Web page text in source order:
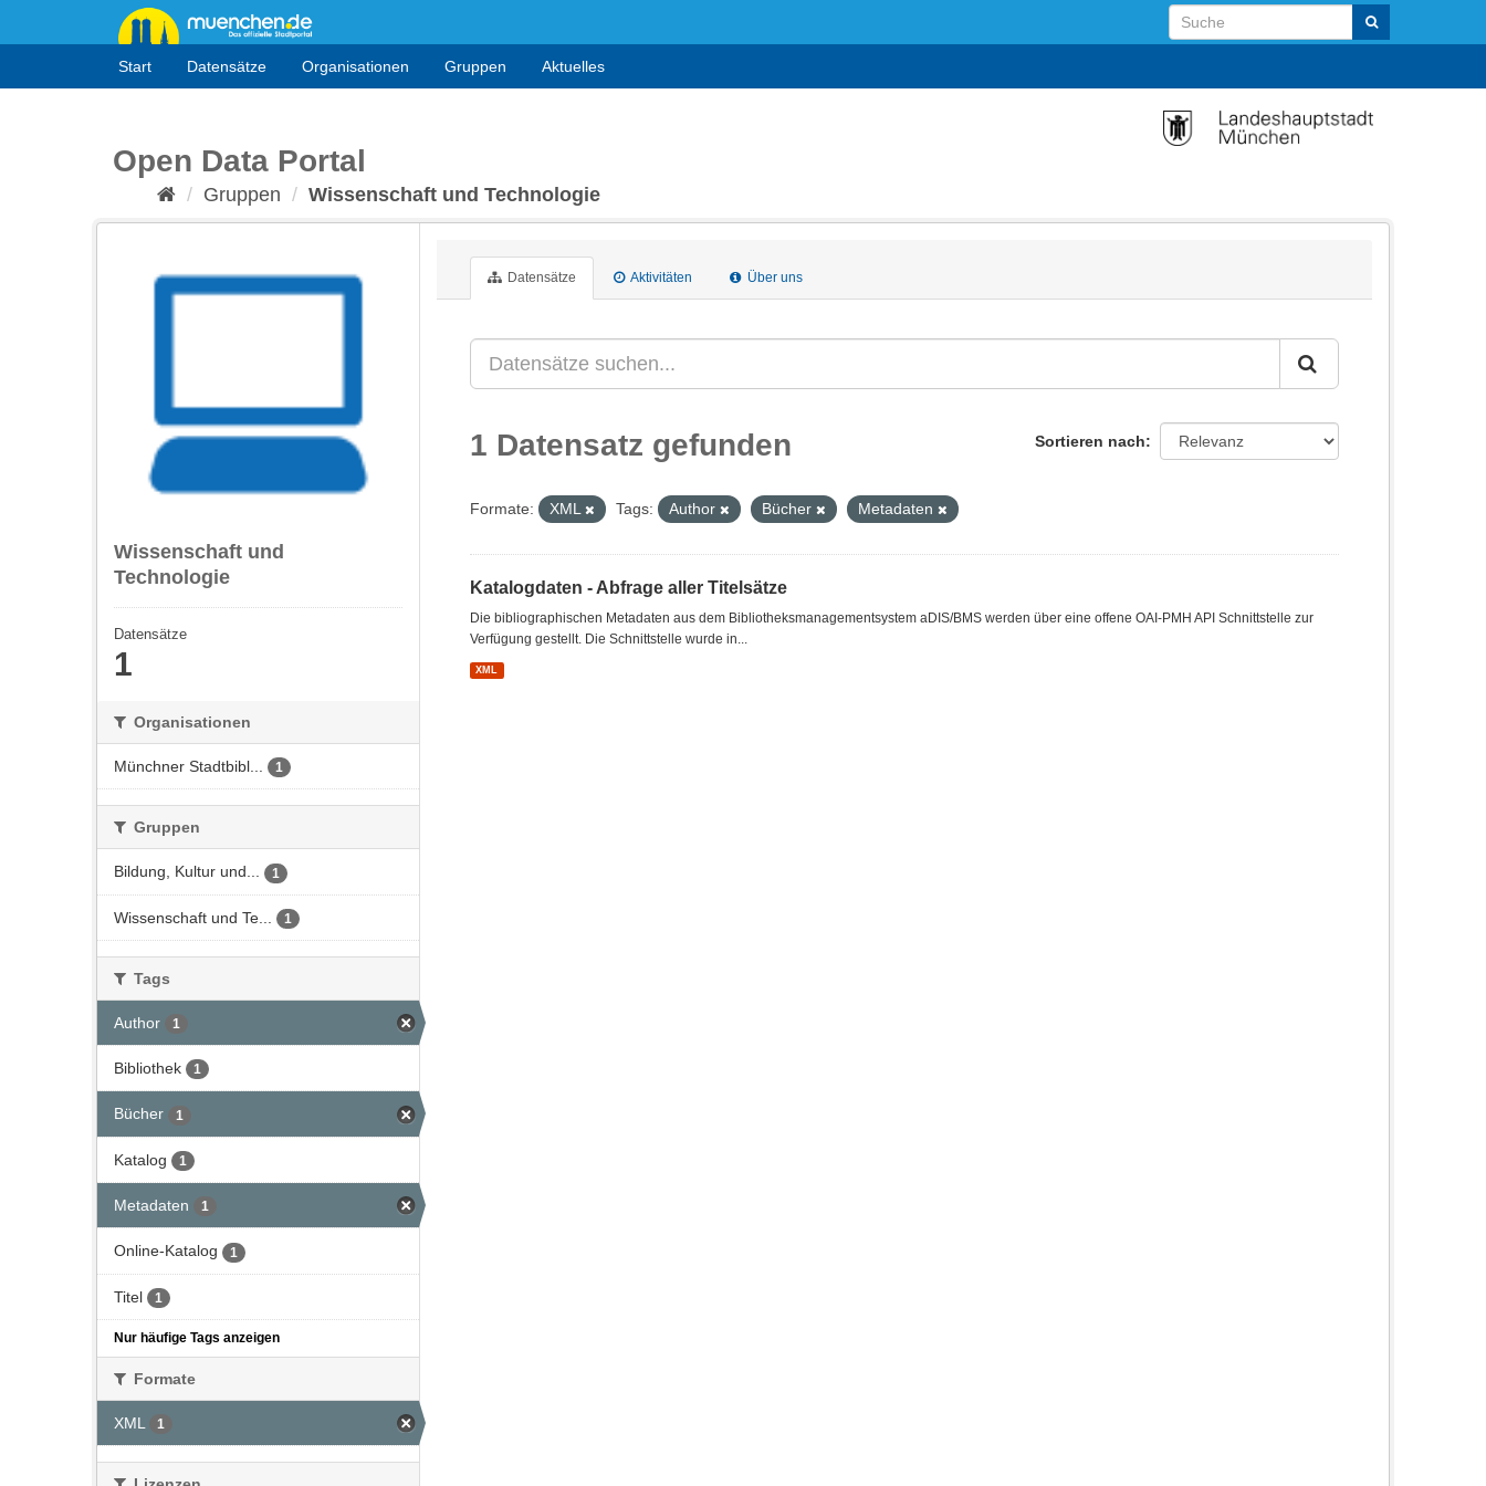
Start Datensätze Organisationen Gruppen Aktuelles
Open Data Portal
Gruppen Wissenschaft und Technologie
Wissenschaft und
Technologie
Datensätze
1
Organisationen
Münchner Stadtbibl... 1
Gruppen
Bildung, Kultur und... 1
Wissenschaft und Te... 1
Tags
Author 1
Bibliothek 1
Bücher 1
Katalog 1
Metadaten 1
Online-Katalog 1
Titel 1
Nur häufige Tags anzeigen
Formate
XML 1
Datensätze Aktivitäten Über uns
Sortieren nach
1 Datensatz gefunden
Formate: XML Tags: Author Bücher Metadaten
Katalogdaten - Abfrage aller Titelsätze
Die bibliographischen Metadaten aus dem Bibliotheksmanagementsystem aDIS/BMS werden über eine offene OAI-PMH API Schnittstelle zur
Verfügung gestellt. Die Schnittstelle wurde in...
XML